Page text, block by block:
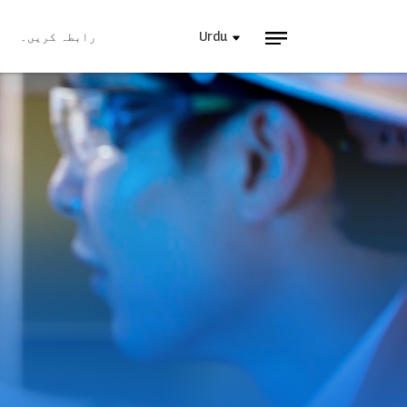
رابطہ کریں۔ Urdu
صنعتی بجلی
ہمارے ساتھ